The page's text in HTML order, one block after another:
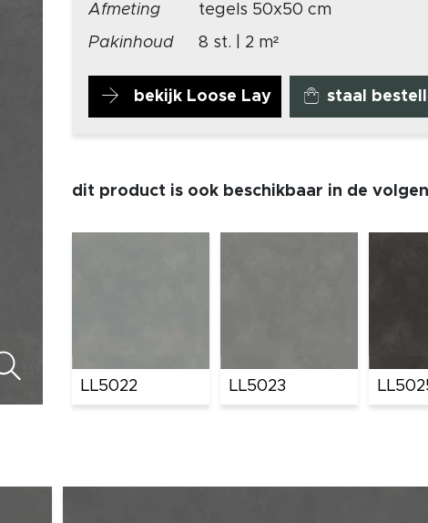
Afmeting
tegels 50x50 cm
Pakinhoud
8 st. | 2 m²
bekijk Loose Lay staal
dit product is ook beschikbaar in de
LL5022 LL5023